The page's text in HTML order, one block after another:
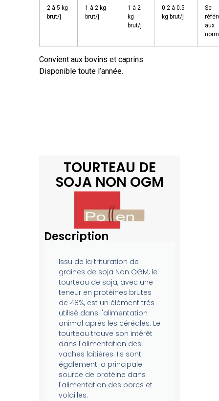
2 à 5 kg
brut/j
1 à 2 kg
brut/j
1 à 2
kg
brut/j
0.2 à 0.5
kg brut/j
Se
aux
Convient aux bovins et caprins.
Disponible toute l’année.
TOURTEAU DE
SOJA NON OGM
Description
Issu de la trituration de
graines de soja Non OGM, le
tourteau de soja, avec une
teneur en protéines brutes
de 48%, est un élément très
utilisé dans l'alimentation
animal après les céréales. Le
tourteau trouve son intérêt
dans l'alimentation des
vaches laitières. Ils sont
également la principale
source de protéine dans
l'alimentation des porcs et
volailles.